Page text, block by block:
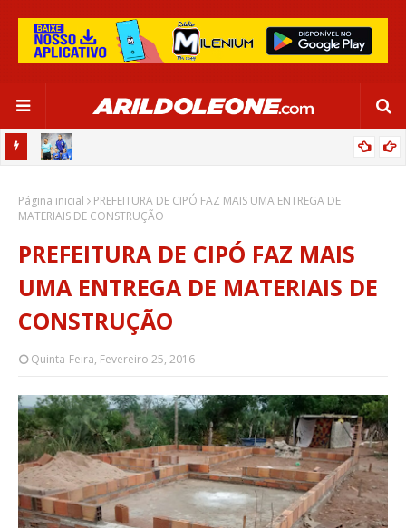
SALVADOR
Página inicial
PREFEITURA DE CIPÓ FAZ MAIS UMA ENTREGA DE
MATERIAIS DE CONSTRUÇÃO
PREFEITURA DE CIPÓ FAZ MAIS
UMA ENTREGA DE MATERIAIS DE
CONSTRUÇÃO
Quinta-Feira, Fevereiro 25, 2016